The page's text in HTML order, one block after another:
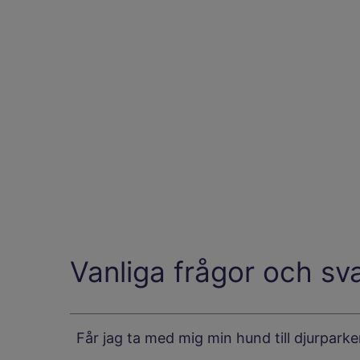
Vanliga frågor och
Får jag ta med mig min hund till